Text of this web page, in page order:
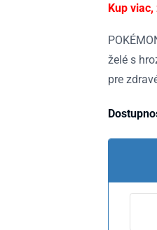
Kup
želé s
pre